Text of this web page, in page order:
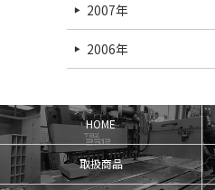
2007年
2006年
HOME
取扱商品